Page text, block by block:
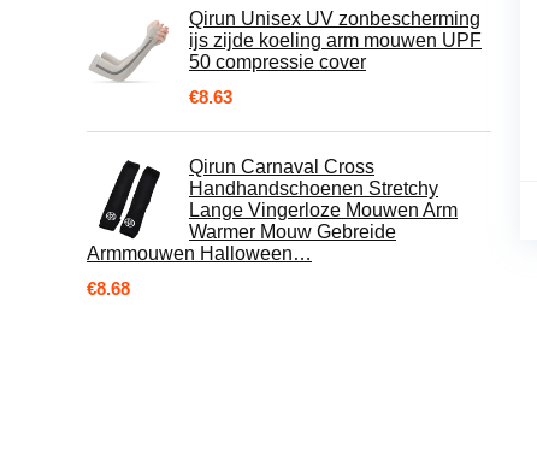
Qirun Unisex UV zonbescherming
ijs zijde koeling arm mouwen UPF
50 compressie cover
€8.63
Qirun Carnaval Cross
Handhandschoenen Stretchy
Lange Vingerloze Mouwen Arm
Warmer Mouw Gebreide
Armmouwen Halloween…
€8.68